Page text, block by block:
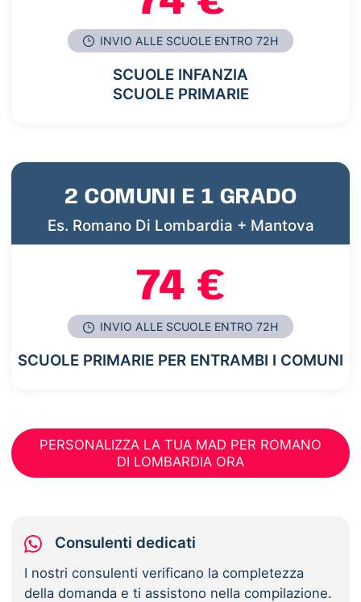
INVIO ALLE SCUOLE ENTRO 72H
SCUOLE INFANZIA
SCUOLE PRIMARIE
2 COMUNI E 1 GRADO
Es. Romano Di Lombardia + Mantova
74 €
INVIO ALLE SCUOLE ENTRO 72H
SCUOLE PRIMARIE PER ENTRAMBI I COMUNI
PERSONALIZZA LA TUA MAD PER ROMANO
DI LOMBARDIA ORA
Consulenti dedicati
I nostri consulenti verificano la completezza
della domanda e ti assistono nella compilazione.